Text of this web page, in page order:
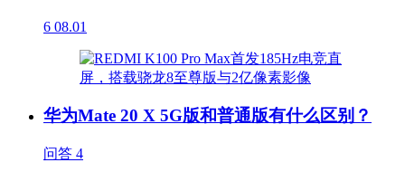
6 08.01
华为Mate 20 X 5G版和普通版有什么区别？
问答 4